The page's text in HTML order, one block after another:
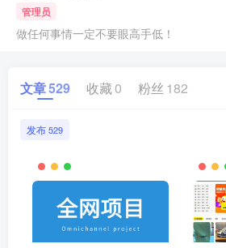
管理员
做任何事情一定不要眼高手低！
文章529 收藏 0 粉丝 182
发布 529